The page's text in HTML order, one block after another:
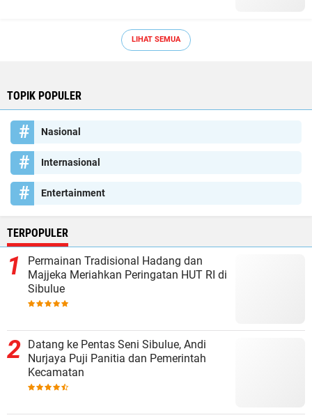
LIHAT SEMUA
TOPIK POPULER
Nasional
Internasional
Entertainment
TERPOPULER
Permainan Tradisional Hadang dan
Majjeka Meriahkan Peringatan HUT RI di
Sibulue
Datang ke Pentas Seni Sibulue, Andi
Nurjaya Puji Panitia dan Pemerintah
Kecamatan